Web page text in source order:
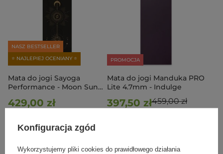
NASZ BESTSELLER
⭐ NAJLEPIEJ OCENIANY ⭐
Mata do jogi Sayoga
Performance - Moon Sun
429,00 zł
PROMOCJA
Mata do jogi Manduka PRO
Lite 4.7mm - Indulge
397,50 zł459,00 zł
Konfiguracja zgód
Wykorzystujemy pliki cookies do prawidłowego działania